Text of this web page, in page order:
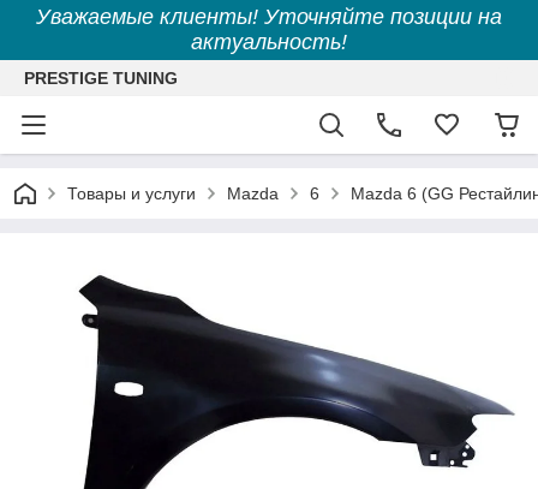
Уважаемые клиенты! Уточняйте позиции на
актуальность!
PRESTIGE TUNING
Товары и услуги Mazda 6 Mazda 6 (GG